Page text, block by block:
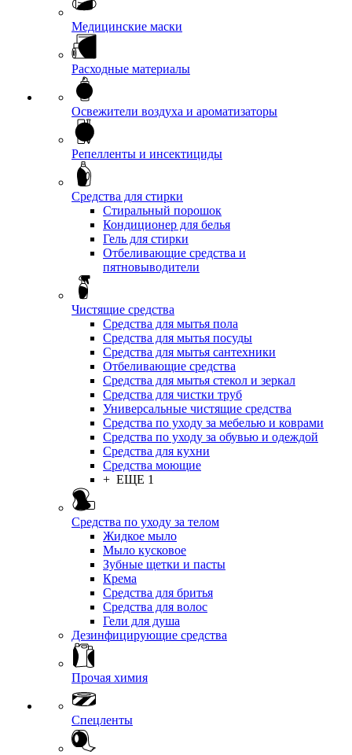
Медицинские маски
Расходные материалы
Освежители воздуха и ароматизаторы
Репелленты и инсектициды
Средства для стирки
Стиральный порошок
Кондиционер для белья
Гель для стирки
Отбеливающие средства и
пятновыводители
Чистящие средства
Средства для мытья пола
Средства для мытья посуды
Средства для мытья сантехники
Отбеливающие средства
Средства для мытья стекол и зеркал
Средства для чистки труб
Универсальные чистящие средства
Средства по уходу за мебелью и коврами
Средства по уходу за обувью и одеждой
Средства для кухни
Средства моющие
+ ЕЩЕ 1
Средства по уходу за телом
Жидкое мыло
Мыло кусковое
Зубные щетки и пасты
Крема
Средства для бритья
Средства для волос
Гели для душа
Дезинфицирующие средства
Прочая химия
Спецленты